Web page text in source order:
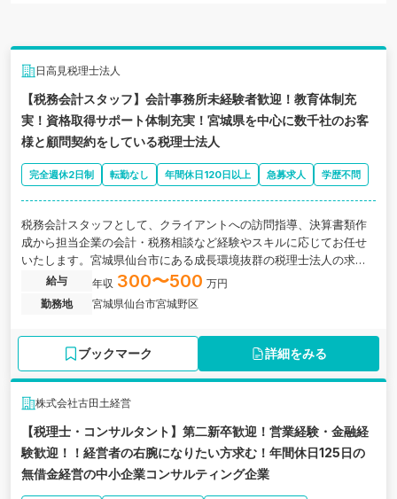
日高見税理士法人
【税務会計スタッフ】会計事務所未経験者歓迎！教育体制充
実！資格取得サポート体制充実！宮城県を中心に数千社のお客
様と顧問契約をしている税理士法人
完全週休2日制 転勤なし 年間休日120日以上 急募求人 学歴不問
税務会計スタッフとして、クライアントへの訪問指導、決算書類作
成から担当企業の会計・税務相談など経験やスキルに応じてお任せ
いたします。宮城県仙台市にある成長環境抜群の税理士法人の求人
です。給与 年収 300〜500 万円
勤務地
宮城県仙台市宮城野区
ブックマーク 詳細をみる
株式会社古田土経営
【税理士・コンサルタント】第二新卒歓迎！営業経験・金融経
験歓迎！！経営者の右腕になりたい方求む！年間休日125日の
無借金経営の中小企業コンサルティング企業